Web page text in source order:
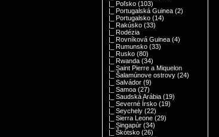
|_ Poľsko (103)
|_ Portugalská Guinea (2)
|_ Portugalsko (14)
|_ Rakúsko (33)
|_ Rodézia
|_ Rovníková Guinea (4)
|_ Rumunsko (33)
|_ Rusko (80)
|_ Rwanda (34)
|_ Saint Pierre a Miquelon
|_ Šalamúnove ostrovy (24)
|_ Salvádor (9)
|_ Samoa (27)
|_ Saudská Arábia (19)
|_ Severné Írsko (19)
|_ Seychely (22)
|_ Sierra Leone (29)
|_ Singapúr (34)
|_ Škótsko (26)